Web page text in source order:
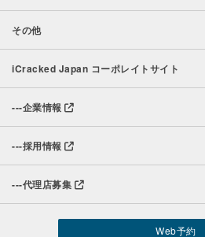
その他
iCracked Japan コーポレイトサイト
---企業情報
---採用情報
---代理店募集
Web予約